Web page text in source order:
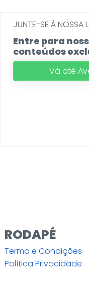
JUNTE-SE Á NOSSA
Entre para
conteúdos
Vá até
RODAPÉ
Termo e Condições
Política Privacidade